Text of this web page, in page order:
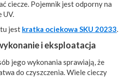
ciecze. Pojemnik jest odporny na
UV.
jest kratka ociekowa SKU 20233.
i eksploatacja
jego wykonania sprawiają, że
do czyszczenia. Wiele cieczy